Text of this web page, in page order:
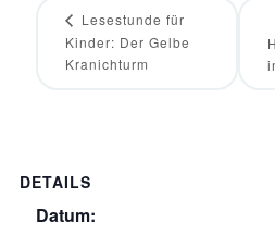
DETAILS
Datum:
Lesestunde für
Kinder: Der Gelbe
Kranichturm